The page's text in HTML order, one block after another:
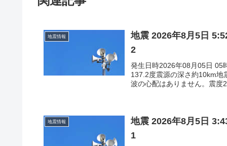
地震情報
地震 2026年8月5日
2
発生日時2026年08月05日 05
137.2度震源の深さ約10km地
波の心配はありません。震度
地震情報
地震 2026年8月5日
1